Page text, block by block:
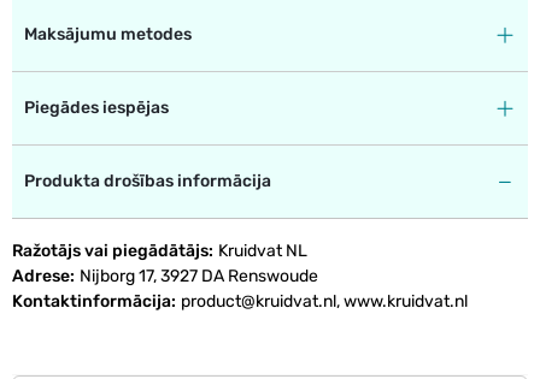
Maksājumu metodes
Piegādes iespējas
Produkta drošības informācija
Ražotājs vai piegādātājs Kruidvat NL
Adrese Nijborg 17, 3927 DA Renswoude
Kontaktinformācija product@kruidvat.nl, www.kruidvat.nl